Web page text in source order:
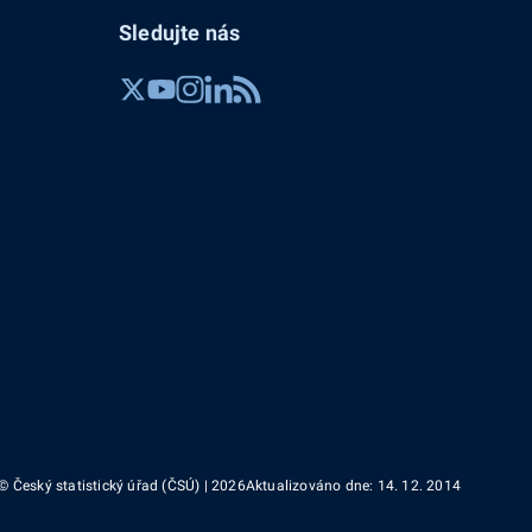
Sledujte nás
Český statistický úřad (ČSÚ) | 2026Aktualizováno dne: 14. 12. 2014